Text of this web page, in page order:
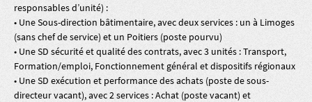
responsables d’unité) :
• Une Sous-direction bâtimentaire, avec deux services : un à Limoges
(sans chef de service) et un Poitiers (poste pourvu)
• Une SD sécurité et qualité des contrats, avec 3 unités : Transport,
Formation/emploi, Fonctionnement général et dispositifs régionaux
• Une SD exécution et performance des achats (poste de sous-
directeur vacant), avec 2 services : Achat (poste vacant) et